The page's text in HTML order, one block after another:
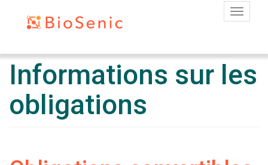
Aller
contenu
principal
Informations sur les
obligations